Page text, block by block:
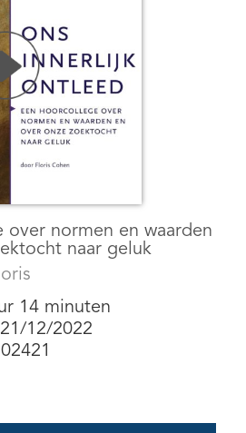
over normen en waarden
naar geluk
14 minuten
12/2022